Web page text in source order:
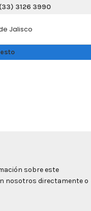
(33) 3126 3990
Jalisco
sobre este
nosotros directamente o